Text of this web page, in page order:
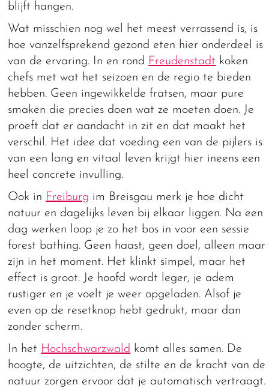
blijft hangen.
Wat misschien nog wel het meest verrassend is, is
hoe vanzelfsprekend gezond eten hier onderdeel is
van de ervaring. In en rond Freudenstadt koken
chefs met wat het seizoen en de regio te bieden
hebben. Geen ingewikkelde fratsen, maar pure
smaken die precies doen wat ze moeten doen. Je
proeft dat er aandacht in zit en dat maakt het
verschil. Het idee dat voeding een van de pijlers is
van een lang en vitaal leven krijgt hier ineens een
heel concrete invulling.
Ook in Freiburg im Breisgau merk je hoe dicht
natuur en dagelijks leven bij elkaar liggen. Na een
dag werken loop je zo het bos in voor een sessie
forest bathing. Geen haast, geen doel, alleen maar
zijn in het moment. Het klinkt simpel, maar het
effect is groot. Je hoofd wordt leger, je adem
rustiger en je voelt je weer opgeladen. Alsof je
even op de resetknop hebt gedrukt, maar dan
zonder scherm.
In het Hochschwarzwald komt alles samen. De
hoogte, de uitzichten, de stilte en de kracht van de
natuur zorgen ervoor dat je automatisch vertraagt.